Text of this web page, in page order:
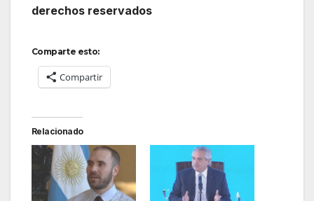
derechos reservados
Comparte esto:
Compartir
Relacionado